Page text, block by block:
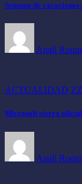
Semana de
Anali
ACTUALIDAD
Microsoft cierra
Anali